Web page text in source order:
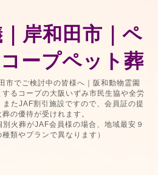
岸和田市｜ペ
ープペット葬
市でご検討中の皆様へ｜阪和動物霊園
るコープの大阪いずみ市民生協や全労
たJAF割引施設ですので、会員証の提
の優待が受けれます。
火葬がJAF会員様の場合、地域最安９
類やプランで異なります）